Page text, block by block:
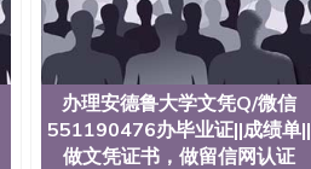
办理安德鲁大学文凭Q/微信
551190476办毕业证||成绩单||
做文凭证书，做留信网认证